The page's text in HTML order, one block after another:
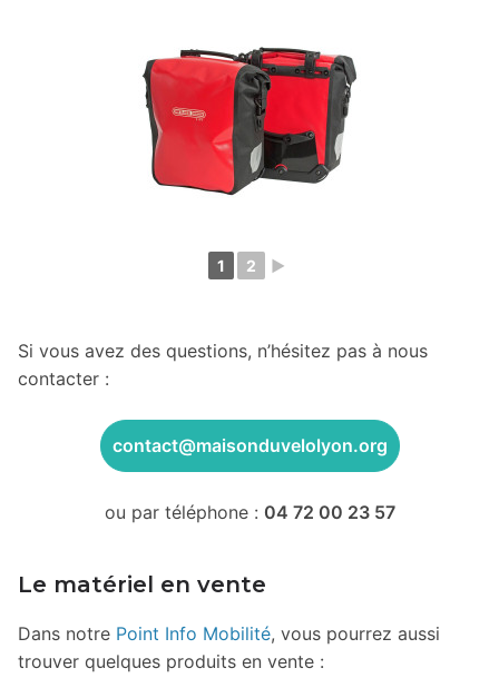
1 2 ►
Si vous avez des questions, n’hésitez pas à nous
contacter :
contact@maisonduvelolyon.org
ou par téléphone : 04 72 00 23 57
Le matériel en vente
Dans notre Point Info Mobilité, vous pourrez aussi
trouver quelques produits en vente :